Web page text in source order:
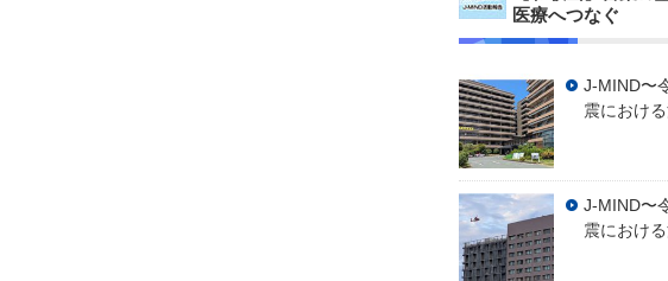
医療へつなぐ
J-MIND〜
震におけ
J-MIND〜
震におけ